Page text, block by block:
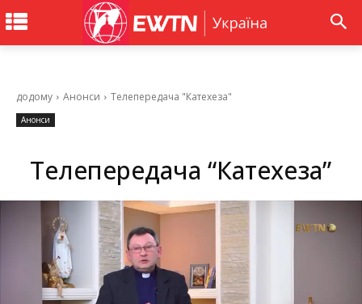
додому Анонси Телепередача "Катехеза"
Анонси
Телепередача “Катехеза”